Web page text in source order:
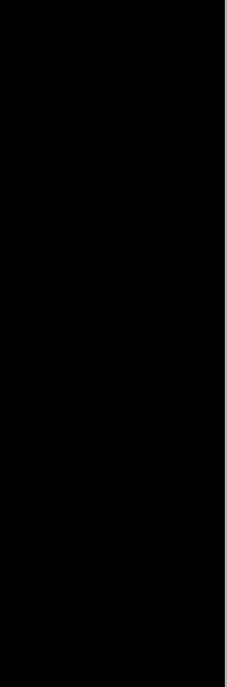
efectos visuales),
visuales),
Waldron
maquillaje
maquillaje),
Oaks-Dougherty)),
de maquillaje),
Printz) / hair department
Cosmo West